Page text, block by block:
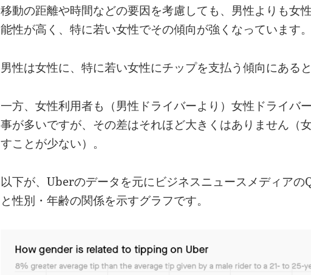
移動の距離や時間などの要因を考慮しても、男性よりも女
能性が高く、特に若い女性でその傾向が強くなっています。
男性は女性に、特に若い女性にチップを支払う傾向にあると
一方、女性利用者も（男性ドライバーより）女性ドライバ
事が多いですが、その差はそれほど大きくはありません（
すことが少ない）。
以下が、Uberのデータを元にビジネスニュースメディア
と性別・年齢の関係を示すグラフです。